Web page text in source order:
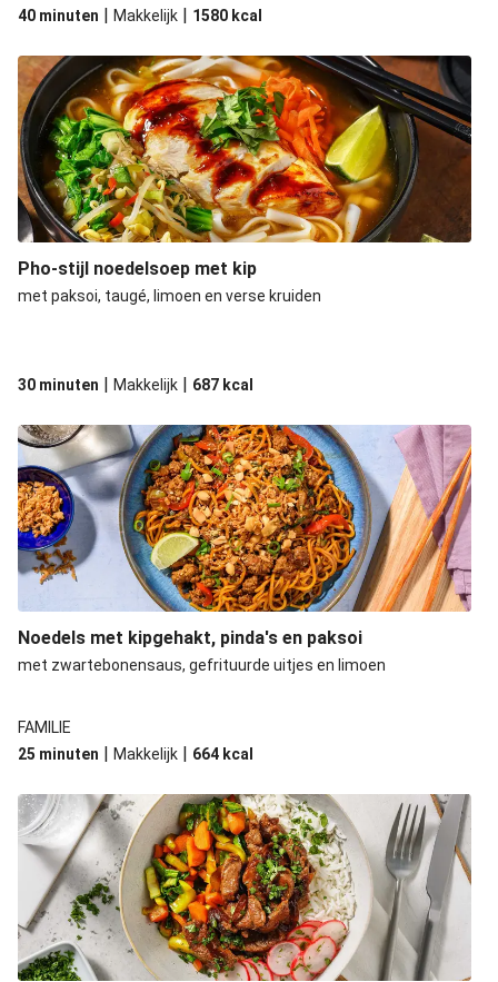
40 minuten | Makkelijk | 1580 kcal
Pho-stijl noedelsoep met kip
met paksoi, taugé, limoen en verse kruiden
30 minuten | Makkelijk | 687 kcal
Noedels met kipgehakt, pinda's en paksoi
met zwartebonensaus, gefrituurde uitjes en limoen
FAMILIE
25 minuten | Makkelijk | 664 kcal